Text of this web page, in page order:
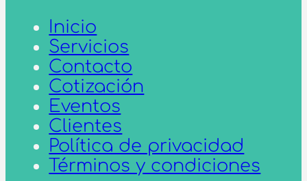
Inicio
Servicios
Contacto
Cotización
Eventos
Clientes
Política de privacidad
Términos y condiciones